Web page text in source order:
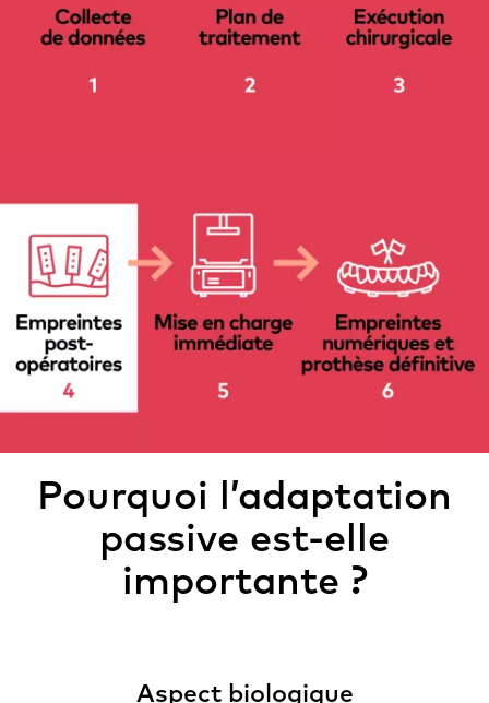
Pourquoi l’adaptation
passive est-elle
importante ?
Aspect biologique